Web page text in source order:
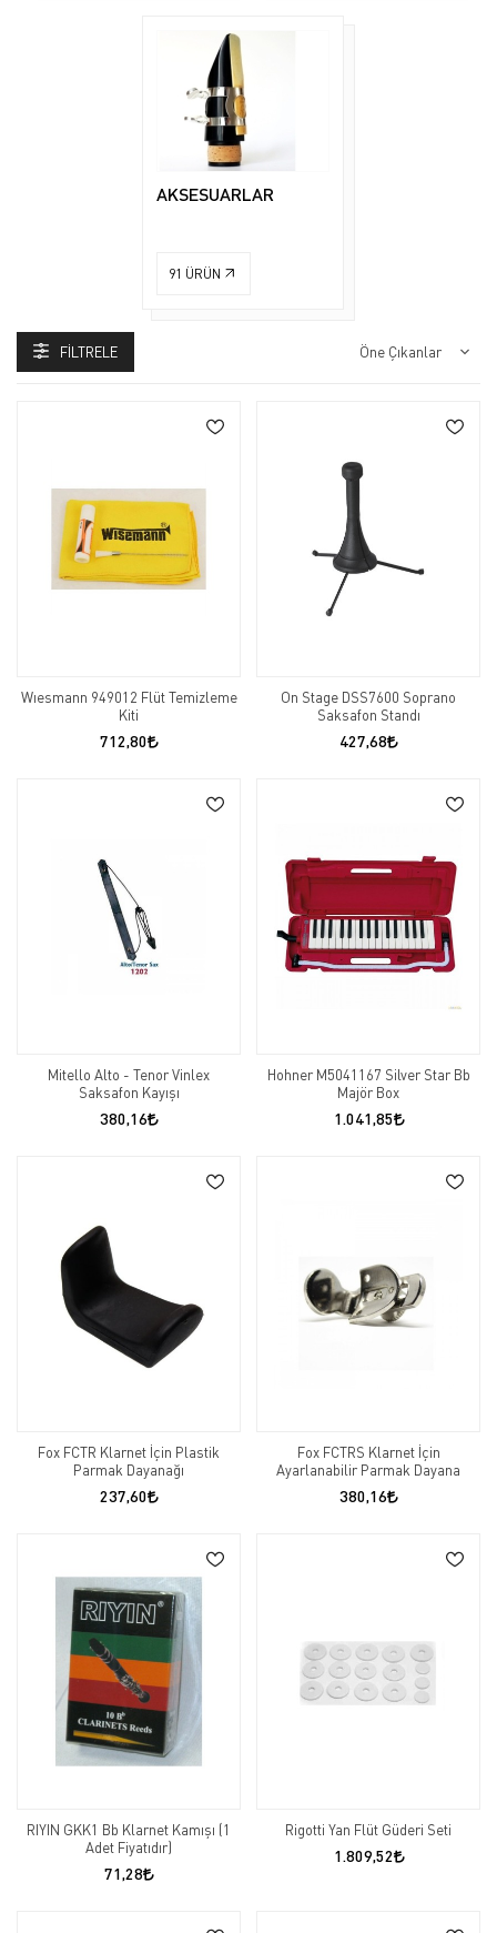
AKSESUARLAR
91 ÜRÜN
FILTRELE
Wıesmann 949012 Flüt Temizleme
Kiti
712,80
On Stage DSS7600 Soprano
Saksafon Standı
427,68
Mitello Alto - Tenor Vinlex
Saksafon Kayışı
380,16
Hohner M5041167 Silver Star Bb
Majör Box
1.041,85
Fox FCTR Klarnet İçin Plastik
Parmak Dayanağı
237,60
Fox FCTRS Klarnet İçin
Ayarlanabilir Parmak Dayana
380,16
RIYIN GKK1 Bb Klarnet Kamışı (1
Adet Fiyatıdır)
71,28
Rigotti Yan Flüt Güderi Seti
1.809,52